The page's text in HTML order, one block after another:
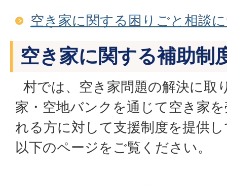
空き家に関する困りごと相談
空き家に関する補助制
村では、空き家問題の解決に取
家・空地バンクを通じて空き家
れる方に対して支援制度を提供
以下のページをご覧ください。